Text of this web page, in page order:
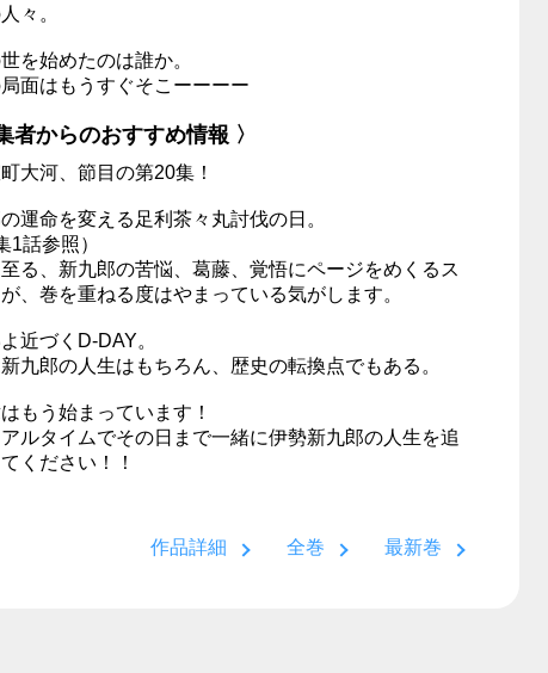
々。
を始めたのは誰か。
面はもうすぐそこーーーー
者からのおすすめ情報 〉
大河、節目の第20集！
運命を変える足利茶々丸討伐の日。
1話参照）
る、新九郎の苦悩、葛藤、覚悟にページをめくるス
、巻を重ねる度はやまっている気がします。
近づくD-DAY。
九郎の人生はもちろん、歴史の転換点でもある。
もう始まっています！
ルタイムでその日まで一緒に伊勢新九郎の人生を追
ください！！
作品詳細 全巻 最新巻